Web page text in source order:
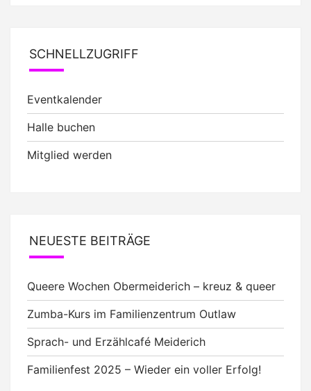
SCHNELLZUGRIFF
Eventkalender
Halle buchen
Mitglied werden
NEUESTE BEITRÄGE
Queere Wochen Obermeiderich – kreuz & queer
Zumba-Kurs im Familienzentrum Outlaw
Sprach- und Erzählcafé Meiderich
Familienfest 2025 – Wieder ein voller Erfolg!